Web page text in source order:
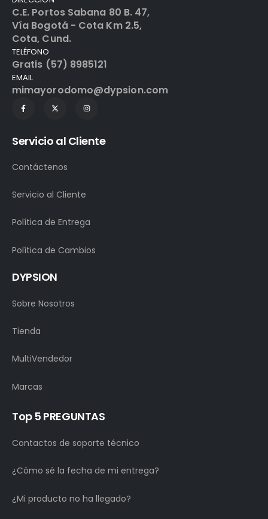
C.E. Portos Sabana 80 B. 47,
Vía Bogotá - Cota Km 2.5,
Cota, Cund.
TELÉFONO
Gratis (57) 8985121
EMAIL
mimayorodomo@dypsion.com
Servicio al Cliente
Contáctenos
Servicio al Cliente
Política de Entrega
Política de Cambios
DYPSION
Sobre Nosotros
Tienda
MultiVendedor
Marcas
Top 5 PREGUNTAS
Contactos de soporte técnico
¿Cómo sé la fecha de mi entrega?
¿Mi producto no ha llegado?